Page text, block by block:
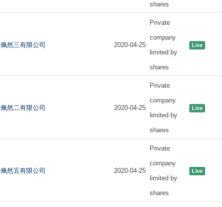
shares
佩然三有限公司 2020-04-25
Private
company
limited by
shares
Live
佩然二有限公司 2020-04-25
Private
company
limited by
shares
Live
佩然五有限公司 2020-04-25
Private
company
limited by
shares
Live